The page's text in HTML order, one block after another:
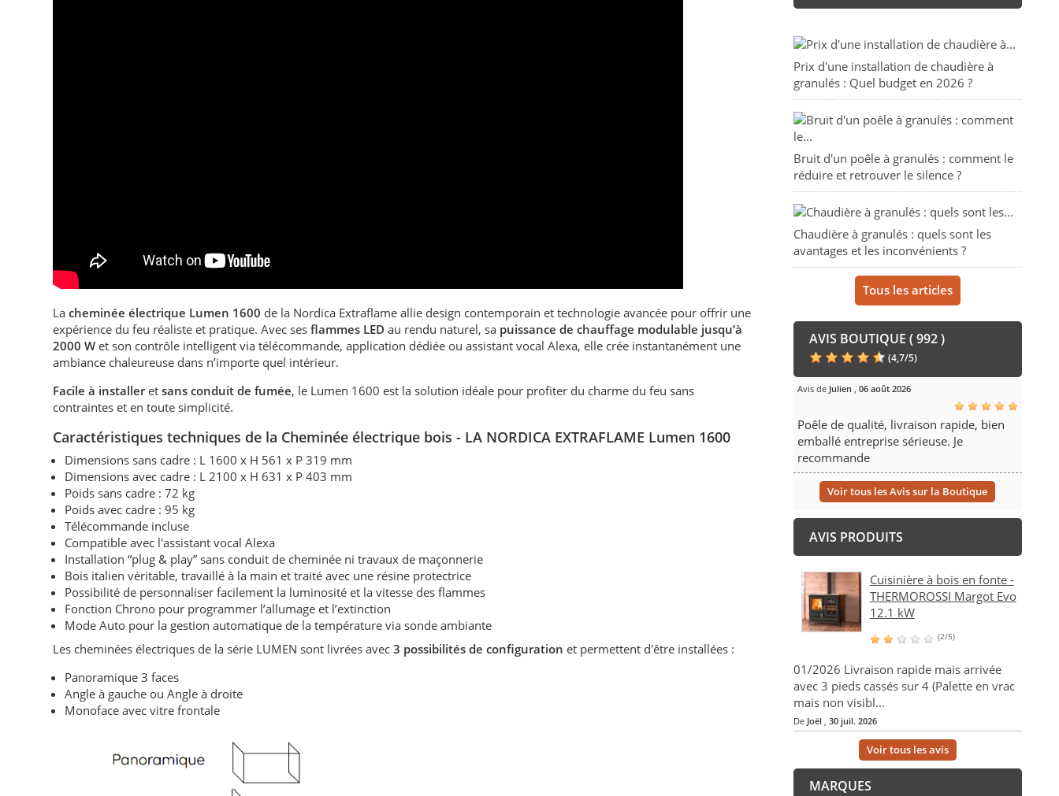
Lacheminée électrique Lumen 1600 de la Nordica Extraflame allie design contemporain et technologie avancée pour offrir une
expérience du feu réaliste et pratique. Avec ses flammes LED au rendu naturel, sa puissance de chauffage modulable jusqu’à
2000 W et son contrôle intelligent via télécommande, application dédiée ou assistant vocal Alexa, elle crée instantanément une
ambiance chaleureuse dans n’importe quel intérieur.
Facile à installeretsans conduit de fumée, le Lumen 1600 est la solution idéale pour profiter du charme du feu sans
contraintes et en toute simplicité.
Caractéristiques techniques de la Cheminée électrique bois - LA NORDICA EXTRAFLAME Lumen 1600
Dimensions sans cadre : L 1600 x H 561 x P 319 mm
Dimensions avec cadre : L 2100 x H 631 x P 403 mm
Poids sans cadre : 72 kg
Poids avec cadre : 95 kg
Télécommande incluse
Compatible avec l'assistant vocal Alexa
Installation “plug & play” sans conduit de cheminée ni travaux de maçonnerie
Bois italien véritable, travaillé à la main et traité avec une résine protectrice
Possibilité de personnaliser facilement la luminosité et la vitesse des flammes
Fonction Chrono pour programmer l’allumage et l’extinction
Mode Auto pour la gestion automatique de la température via sonde ambiante
Les cheminées électriques de la série LUMEN sont livrées avec3 possibilités de configuration et permettent d'être installées :
Panoramique 3 faces
Angle à gauche ou Angle à droite
Monoface avec vitre frontale
Prix d'une installation de chaudière à
granulés : Quel budget en 2026 ?
Bruit d'un poêle à granulés : comment le
réduire et retrouver le silence ?
Chaudière à granulés : quels sont les
avantages et les inconvénients ?
Tous les articles
AVIS BOUTIQUE ( 992 )
(4,7/5)
Avis de Julien, 06 août 2026
Poêle de qualité, livraison rapide, bien
emballé entreprise sérieuse. Je
recommande
Voir tous les Avis sur la Boutique
AVIS PRODUITS
Cuisinière à bois en fonte -
THERMOROSSI Margot Evo
12.1 kW
(2/5)
01/2026 Livraison rapide mais arrivée
avec 3 pieds cassés sur 4 (Palette en vrac
mais non visibl...
De Joël, 30 juil. 2026
Voir tous les avis
MARQUES